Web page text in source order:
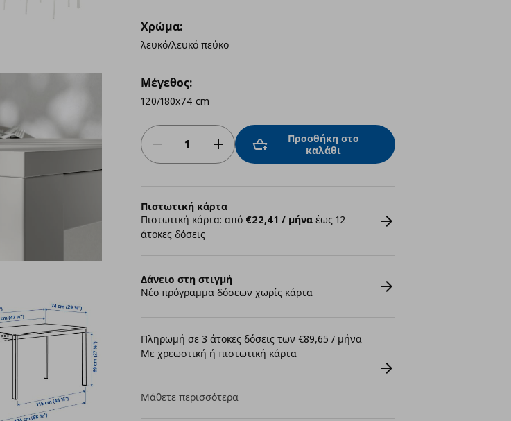
Χρώμα:
λευκό/λευκό πεύκο
Μέγεθος:
120/180x74 cm
Προσθήκη στο
καλάθι
Πιστωτική κάρτα
Πιστωτική κάρτα: από €22,41 / μήναέως 12
άτοκες δόσεις
Δάνειο στη στιγμή
Νέο πρόγραμμα δόσεων χωρίς κάρτα
Πληρωμή σε 3 άτοκες δόσεις των €89,65 / μήνα
Με χρεωστική ή πιστωτική κάρτα
Μάθετε περισσότερα